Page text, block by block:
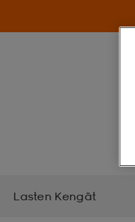
Lasten Kengät